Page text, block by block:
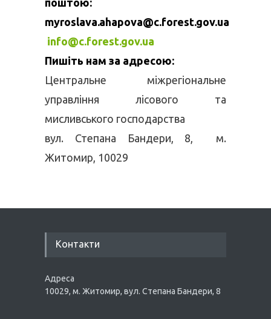
поштою:
myroslava.ahapova@c.forest.gov.ua
info@c.forest.gov.ua
Пишіть нам за адресою:
Центральне міжрегіональне
управління лісового та
мисливського господарства
вул. Степана Бандери, 8, м.
Житомир, 10029
Контакти
Адреса
10029, м. Житомир, вул. Степана Бандери, 8